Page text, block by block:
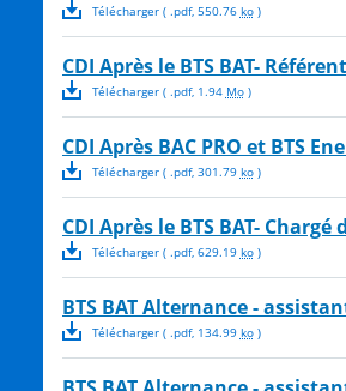
Télécharger( .pdf, 550.76 ko)
CDI Après le BTS BAT-
Télécharger( .pdf, 1.94 Mo)
CDI Après BAC PRO et BTS
Télécharger( .pdf, 301.79 ko)
CDI Après le BTS BAT-
Télécharger( .pdf, 629.19 ko)
BTS BAT Alternance -
Télécharger( .pdf, 134.99 ko)